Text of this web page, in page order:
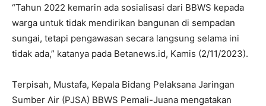
“Tahun 2022 kemarin ada sosialisasi dari BBWS kepada
warga untuk tidak mendirikan bangunan di sempadan
sungai, tetapi pengawasan secara langsung selama ini
tidak ada,” katanya pada Betanews.id, Kamis (2/11/2023).
Terpisah, Mustafa, Kepala Bidang Pelaksana Jaringan
Sumber Air (PJSA) BBWS Pemali-Juana mengatakan